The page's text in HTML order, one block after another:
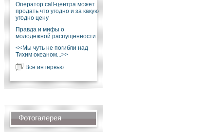
Оператор call-центра может
продать что угодно и за какую
угодно цену
Правда и мифы о
молодежной распущенности
<<Мы чуть не погибли над
Тихим океаном...>>
Все интервью
Фотогалерея